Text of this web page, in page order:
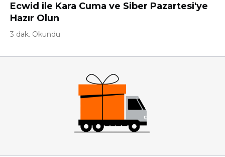
Ecwid ile Kara Cuma ve Siber Pazartesi'ye
Hazır Olun
3 dak. Okundu